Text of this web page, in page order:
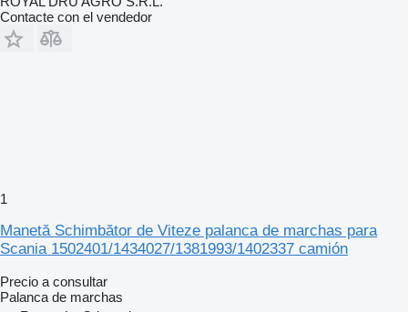
Contacte con el vendedor
1
Manetă Schimbător de Viteze palanca de marchas para
Scania 1502401/1434027/1381993/1402337 camión
Precio a consultar
Palanca de marchas